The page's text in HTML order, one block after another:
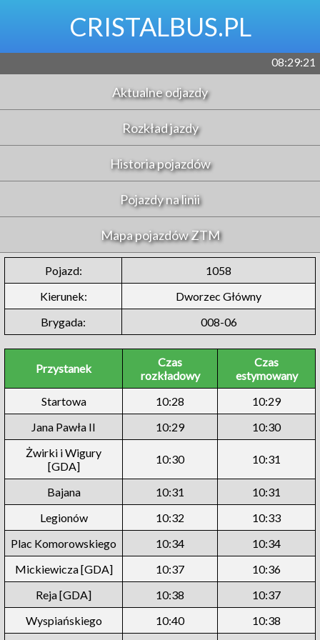
CRISTALBUS.PL
08:29:21
Aktualne odjazdy
Rozkład jazdy
Historia pojazdów
Pojazdy na linii
Mapa pojazdów ZTM
Pojazd:
1058
Kierunek:
Dworzec Główny
Brygada:
008-06
Przystanek
Czas
rozkładowy
Czas
estymowany
Startowa
10:28
10:29
Jana Pawła II
10:29
10:30
Żwirki i Wigury
[GDA]
10:30 10:31
Bajana 10:31
10:31
Legionów
10:32
10:33
Plac Komorowskiego
10:34
10:34
Mickiewicza [GDA]
10:37
10:36
Reja [GDA]
10:38
10:37
Wyspiańskiego
10:40
10:38